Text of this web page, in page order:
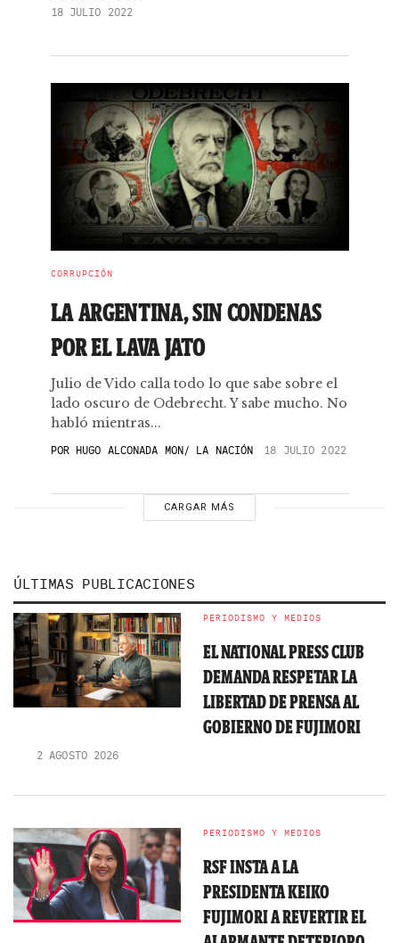
18 JULIO 2022
CORRUPCIÓN
LA ARGENTINA, SIN CONDENAS
POR EL LAVA JATO
Julio de Vido calla todo lo que sabe sobre el
lado oscuro de Odebrecht. Y sabe mucho. No
habló mientras...
PORHUGO ALCONADA MON/ LA NACIÓN 18 JULIO 2022
CARGAR MÁS
ÚLTIMAS PUBLICACIONES
PERIODISMO Y MEDIOS
EL NATIONAL PRESS CLUB
DEMANDA RESPETAR LA
LIBERTAD DE PRENSA AL
GOBIERNO DE FUJIMORI
2 AGOSTO 2026
PERIODISMO Y MEDIOS
RSF INSTA A LA
PRESIDENTA KEIKO
FUJIMORI A REVERTIR EL